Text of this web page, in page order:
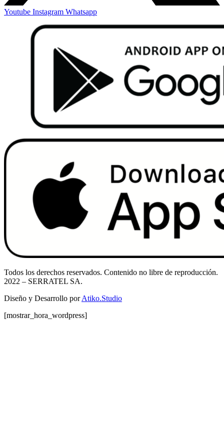
Youtube Instagram Whatsapp
Todos los derechos reservados. Contenido no libre de reproducción.
2022 – SERRATEL SA.
Diseño y Desarrollo porAtiko.Studio
[mostrar_hora_wordpress]